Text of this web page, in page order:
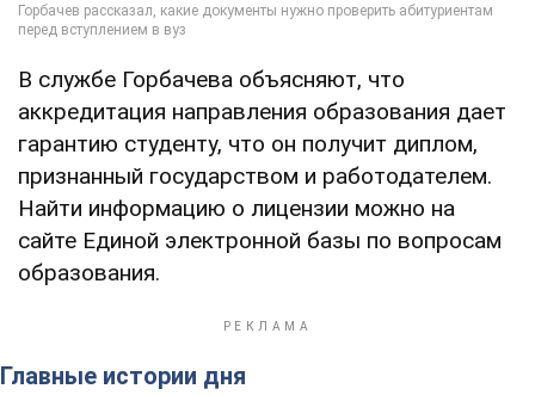
В службе Горбачева объясняют, что
аккредитация направления образования дает
гарантию студенту, что он получит диплом,
признанный государством и работодателем.
Найти информацию о лицензии можно на
сайте Единой электронной базы по вопросам
образования.
Главные истории дня